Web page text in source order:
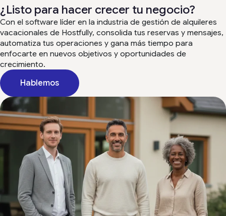
¿Listo para hacer crecer tu negocio?
Con el software líder en la industria de gestión de alquileres
vacacionales de Hostfully, consolida tus reservas y mensajes,
automatiza tus operaciones y gana más tiempo para
enfocarte en nuevos objetivos y oportunidades de
crecimiento.
Hablemos